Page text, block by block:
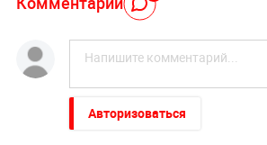
Авторизоваться